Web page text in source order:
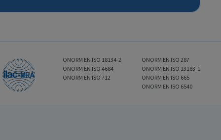
ONORM EN ISO 18134-2
ONORM EN ISO 4684
ONORM EN ISO 712
ONORM EN ISO 287
ONORM EN ISO 13183-1
ONORM EN ISO 665
ONORM EN ISO 6540